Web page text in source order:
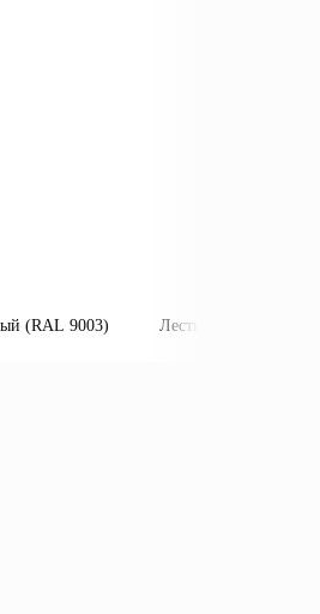
(RAL 9003) Лестница пожарная